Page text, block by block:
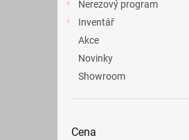
Nerezový program
Inventář
Akce
Novinky
Showroom
Cena